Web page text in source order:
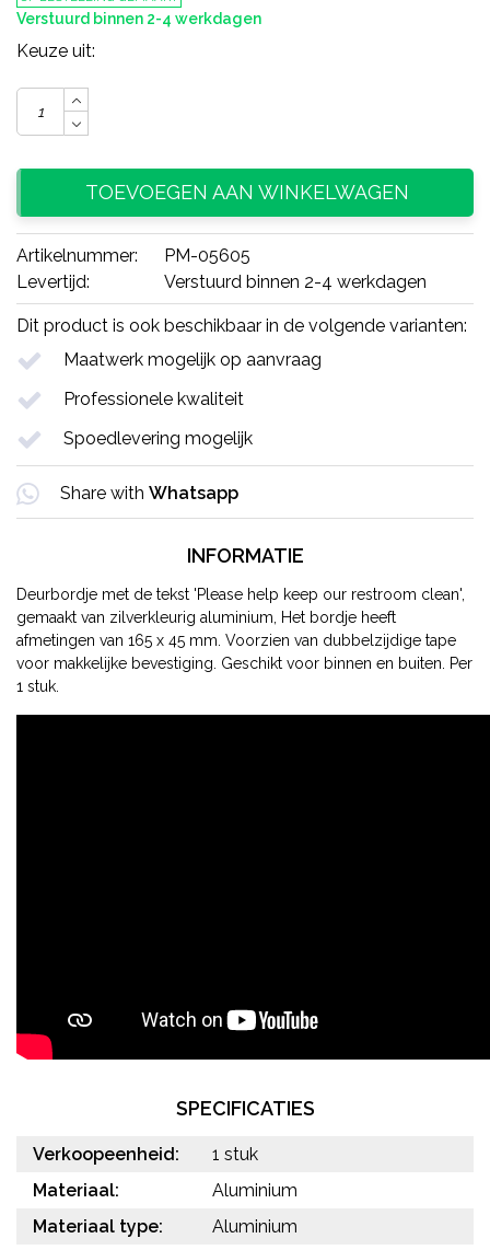
Verstuurd binnen 2-4 werkdagen
Keuze uit:
TOEVOEGEN AAN WINKELWAGEN
Artikelnummer:
PM-05605
Levertijd:
Verstuurd binnen 2-4 werkdagen
Dit product is ook beschikbaar in de volgende varianten:
Maatwerk mogelijk op aanvraag
Professionele kwaliteit
Spoedlevering mogelijk
Share with Whatsapp
INFORMATIE
Deurbordje met de tekst 'Please help keep our restroom clean',
gemaakt van zilverkleurig aluminium, Het bordje heeft
afmetingen van 165 x 45 mm. Voorzien van dubbelzijdige tape
voor makkelijke bevestiging. Geschikt voor binnen en buiten. Per
1 stuk.
SPECIFICATIES
Verkoopeenheid:
1 stuk
Materiaal:
Aluminium
Materiaal type:
Aluminium